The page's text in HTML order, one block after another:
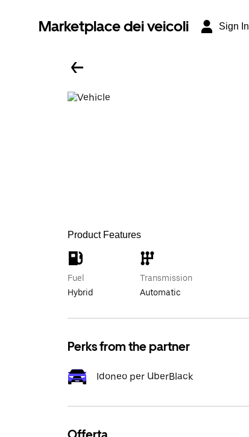
Marketplace dei veicoli Sign In
Product Features
Fuel
Hybrid
Transmission
Automatic
Perks from the partner
Idoneo per UberBlack